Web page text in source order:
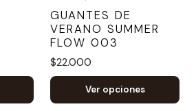
GUANTES DE
VERANO SUMMER
FLOW 003
$22.000
Ver opciones